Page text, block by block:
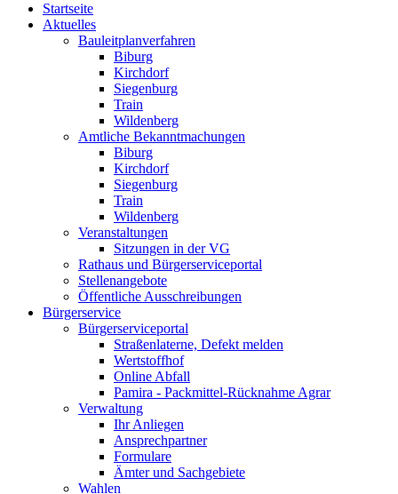
Startseite
Aktuelles
Bauleitplanverfahren
Biburg
Kirchdorf
Siegenburg
Train
Wildenberg
Amtliche Bekanntmachungen
Biburg
Kirchdorf
Siegenburg
Train
Wildenberg
Veranstaltungen
Sitzungen in der VG
Rathaus und Bürgerserviceportal
Stellenangebote
Öffentliche Ausschreibungen
Bürgerservice
Bürgerserviceportal
Straßenlaterne, Defekt melden
Wertstoffhof
Online Abfall
Pamira - Packmittel-Rücknahme Agrar
Verwaltung
Ihr Anliegen
Ansprechpartner
Formulare
Ämter und Sachgebiete
Wahlen